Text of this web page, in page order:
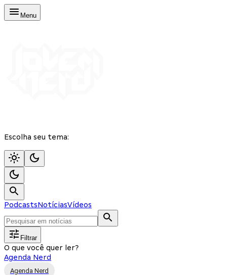
Menu
Escolha seu tema:
PodcastsNotíciasVídeos
Filtrar
O que você quer ler?
Agenda Nerd
Agenda Nerd